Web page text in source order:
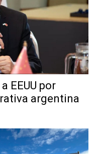
EEUU por
argentina